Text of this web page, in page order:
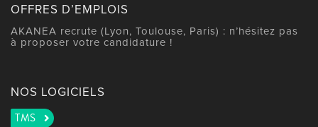
OFFRES D’EMPLOIS
AKANEA recrute (Lyon, Toulouse, Paris) : n’hésitez pas
à proposer votre candidature !
NOS LOGICIELS
TMS